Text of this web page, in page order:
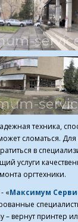
техника,
сломаться.
в
услуги
оргтехники.
«Максимум
– вернут принтер